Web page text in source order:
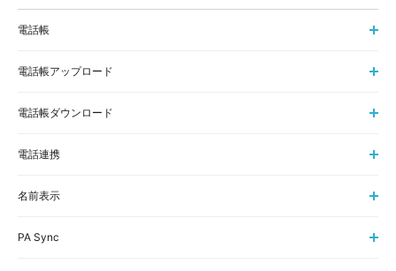
電話帳
電話帳アップロード
電話帳ダウンロード
電話連携
名前表示
PA Sync